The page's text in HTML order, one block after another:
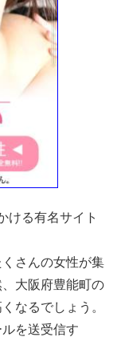
ける有名サイト
さんの女性が集
大阪府豊能町の
なるでしょう。
を送受信す